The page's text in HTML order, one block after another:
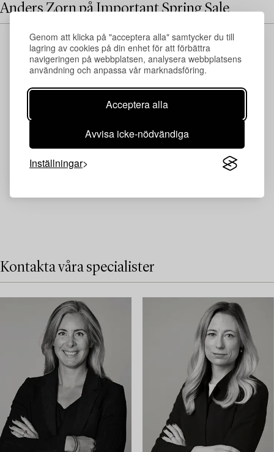
Genom att klicka på "acceptera alla" samtycker du till
lagring av cookies på din enhet för att förbättra
navigeringen på webbplatsen, analysera webbplatsens
användning och anpassa vår marknadsföring.
Acceptera alla
Avvisa icke-nödvändiga
Inställningar
Anders Zorn på Important Spring Sale
Kontakta våra specialister